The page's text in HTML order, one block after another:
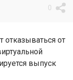
0
отказываться от
выпуск